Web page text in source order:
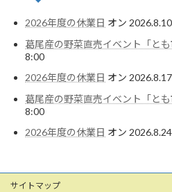
2026年度の休業日 オン 2026.8.10
葛尾産の野菜直売イベント「と
8:00
2026年度の休業日 オン 2026.8.17
葛尾産の野菜直売イベント「と
8:00
2026年度の休業日 オン 2026.8.24
サイトマップ